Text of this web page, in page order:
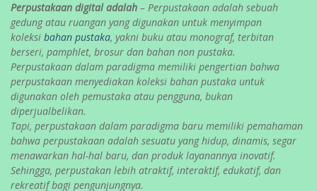
Perpustakaan digital adalah – Perpustakaan adalah sebuah
gedung atau ruangan yang digunakan untuk menyimpan
koleksi bahan pustaka, yakni buku atau monograf, terbitan
berseri, pamphlet, brosur dan bahan non pustaka.
Perpustakaan dalam paradigma memiliki pengertian bahwa
perpustakaan menyediakan koleksi bahan pustaka untuk
digunakan oleh pemustaka atau pengguna, bukan
diperjualbelikan.
Tapi, perpustakaan dalam paradigma baru memiliki pemahaman
bahwa perpustakaan adalah sesuatu yang hidup, dinamis, segar
menawarkan hal-hal baru, dan produk layanannya inovatif.
Sehingga, perpustakan lebih atraktif, interaktif, edukatif, dan
rekreatif bagi pengunjungnya.